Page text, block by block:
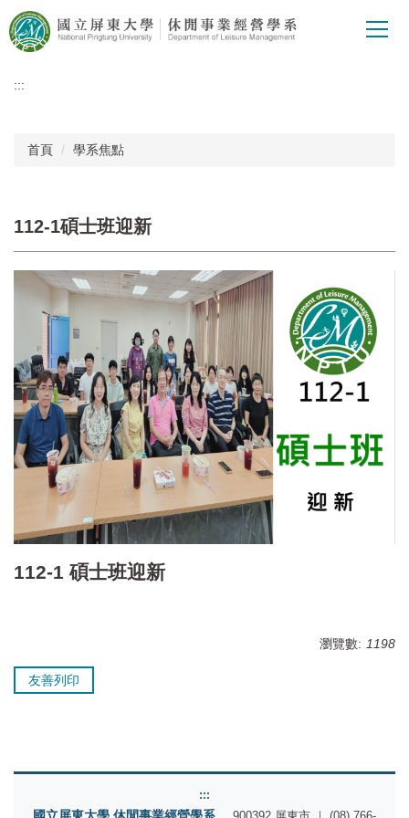
跳
到
主
內
:::
首頁 學系焦點
112-1碩士班迎新
112-1 碩士班迎新
瀏覽數: 1198
友善列印
:::